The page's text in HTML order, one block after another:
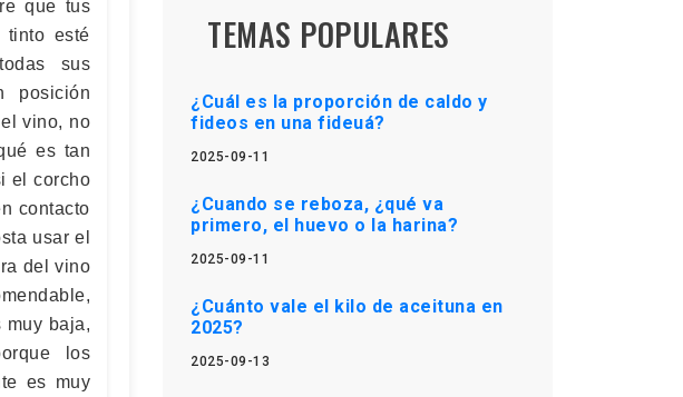
TEMAS POPULARES
¿Cuál es la proporción de caldo y
fideos en una fideuá?
2025-09-11
¿Cuando se reboza, ¿qué va
primero, el huevo o la harina?
2025-09-11
¿Cuánto vale el kilo de aceituna en
2025?
2025-09-13